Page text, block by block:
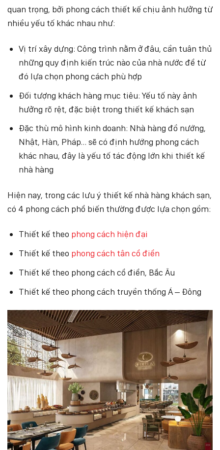
quan trọng, bởi phong cách thiết kế chịu ảnh hưởng từ
nhiều yếu tố khác nhau như:
Vị trí xây dựng: Công trình nằm ở đâu, cần tuân thủ
những quy định kiến trúc nào của nhà nước để từ
đó lựa chọn phong cách phù hợp
Đối tượng khách hàng mục tiêu: Yếu tố này ảnh
hưởng rõ rệt, đặc biệt trong thiết kế khách sạn
Đặc thù mô hình kinh doanh: Nhà hàng đồ nướng,
Nhật, Hàn, Pháp… sẽ có định hướng phong cách
khác nhau, đây là yếu tố tác động lớn khi thiết kế
nhà hàng
Hiện nay, trong các lưu ý thiết kế nhà hàng khách sạn,
có 4 phong cách phổ biến thường được lựa chọn gồm:
Thiết kế theo phong cách hiện đại
Thiết kế theo phong cách tân cổ điển
Thiết kế theo phong cách cổ điển, Bắc Âu
Thiết kế theo phong cách truyền thống Á – Đông